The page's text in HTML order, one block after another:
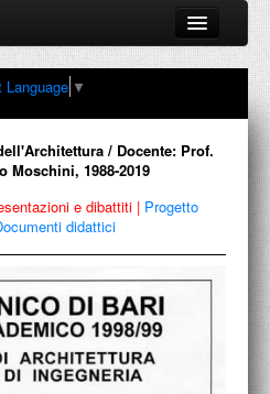
e contaminazioni tra Arte,
Language ▼
/ Docente: Prof.
Moschini, 1988-2019
e dibattiti | Progetto
didattici